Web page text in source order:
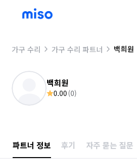
가구 수리 가구 수리 파트너 백희원
백희원
0.00 (0)
파트너 정보 후기 자주 묻는 질문